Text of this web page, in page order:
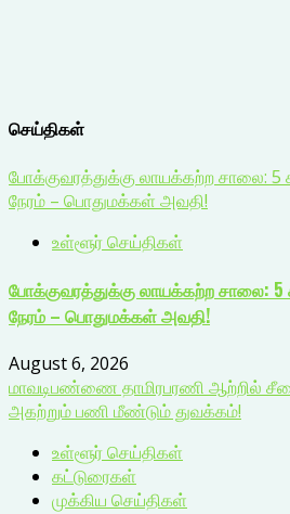
செய்திகள்
போக்குவரத்துக்கு லாயக்கற்ற சாலை:
நேரம் – பொதுமக்கள் அவதி!
உள்ளூர் செய்திகள்
போக்குவரத்துக்கு லாயக்கற்ற சாலை:
நேரம் – பொதுமக்கள் அவதி!
August 6, 2026
மாவடிபண்ணை தாமிரபரணி ஆற்றில்
அகற்றும் பணி மீண்டும் துவக்கம்!
உள்ளூர் செய்திகள்
கட்டுரைகள்
முக்கிய செய்திகள்